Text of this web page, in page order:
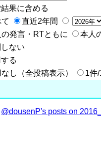
果に含める
直近2年間
発言・RTともに 本人
ない
る
し（全投稿表示） 1件/
@dousenP's posts on